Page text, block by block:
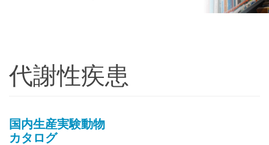
代謝性疾患
国内生産実験動物
カタログ